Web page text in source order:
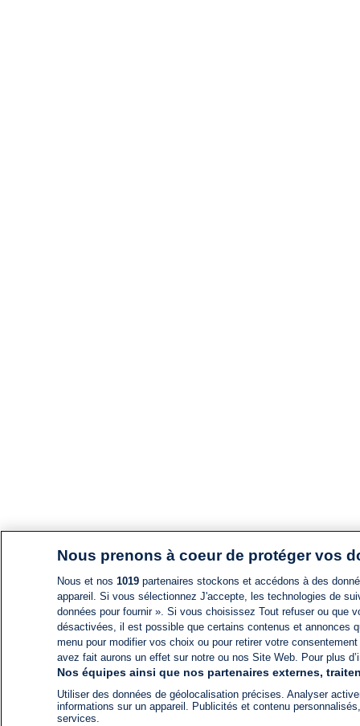
Nous prenons à coeur de protéger vos
Nous et nos 1019partenaires stockons et accédons à des
appareil. Si vous sélectionnez J'accepte, les technologies de
données pour fournir ». Si vous choisissez Tout refuser ou
désactivées, il est possible que certains contenus et annonces
menu pour modifier vos choix ou pour retirer votre
avez fait aurons un effet sur notre ou nos Site Web. Pour plus
Nos équipes ainsi que nos partenaires externes,
Utiliser des données de géolocalisation précises. Analyser
informations sur un appareil. Publicités et contenu
services.